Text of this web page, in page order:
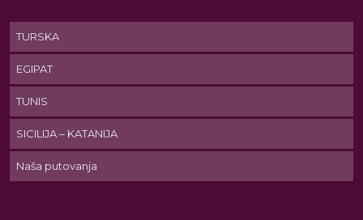
TURSKA
EGIPAT
TUNIS
SICILIJA – KATANIJA
Naša putovanja